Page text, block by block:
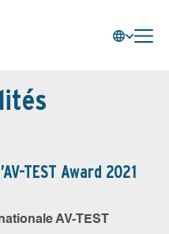
TEST Award 2021
AV-TEST